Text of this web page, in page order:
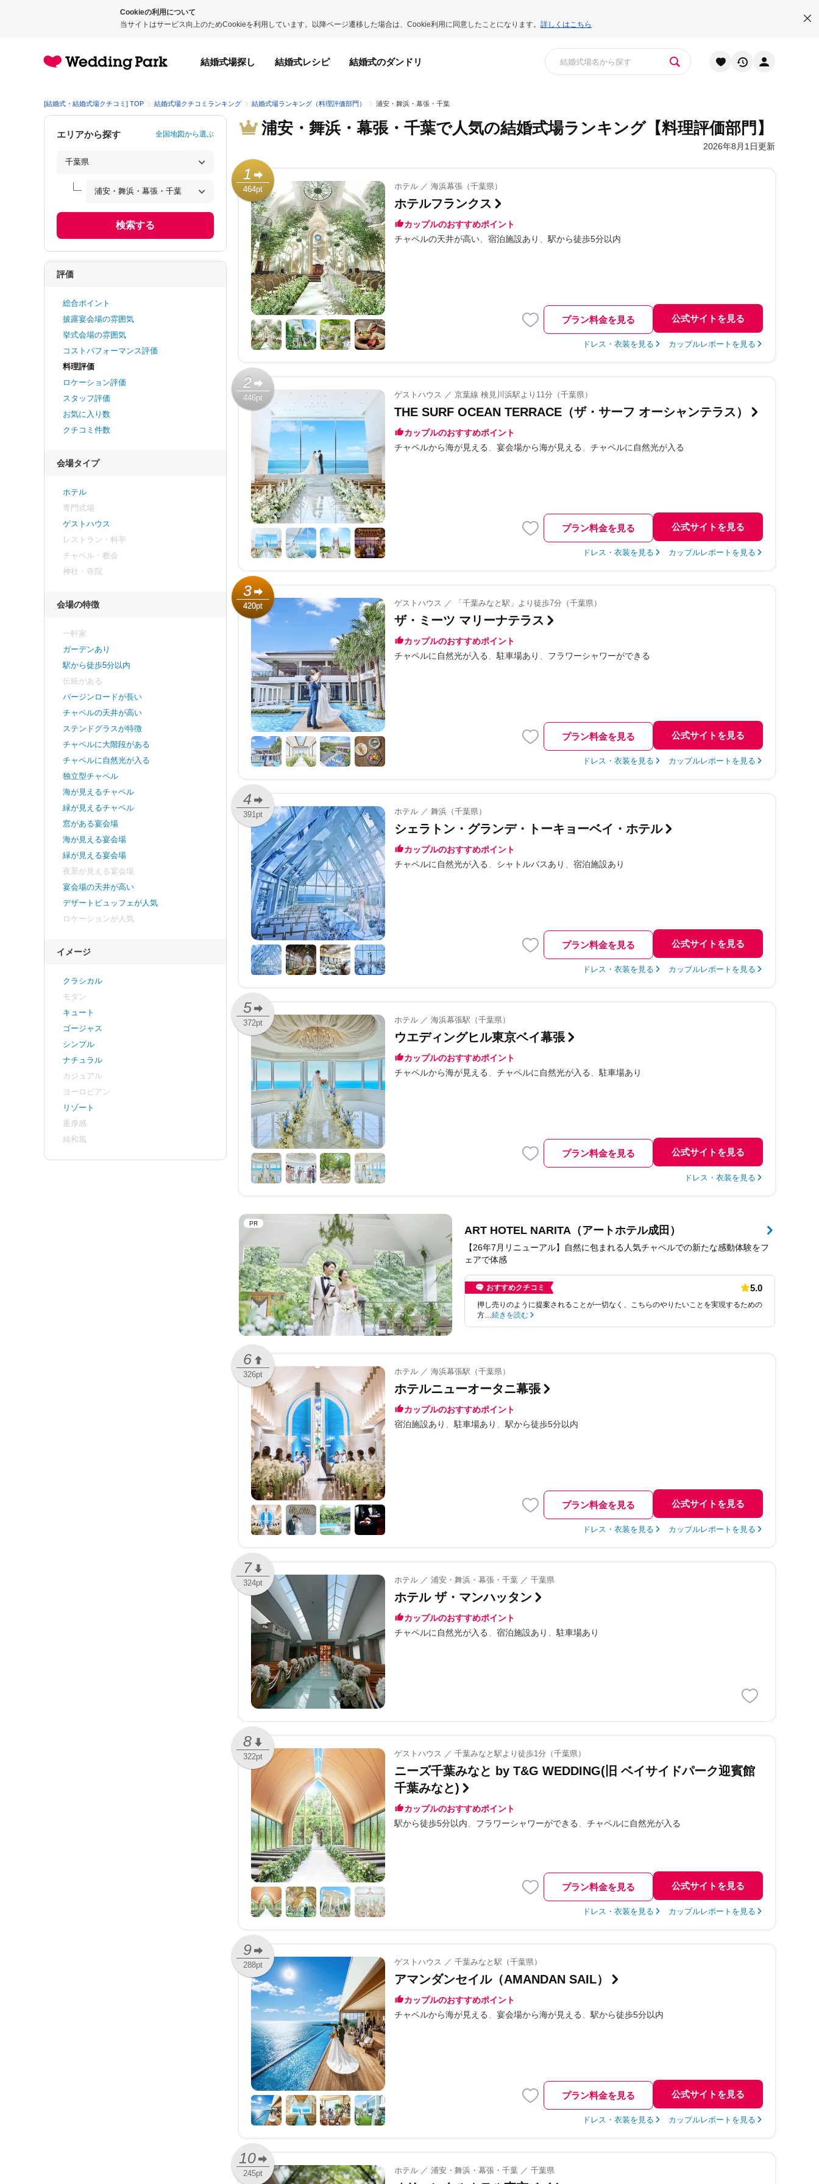
Cookieの利用について
当サイトはサービス向上のためCookieを利用しています。以降ページ遷移した場合は、Cookie利用に同意したことになります。 詳しくはこちら
結婚式場探し 結婚式レシピ 結婚式のダンドリ
[結婚式・結婚式場クチコミ] TOP 結婚式場クチコミランキング 結婚式場ランキング（料理評価部門） 浦安・舞浜・幕張・千葉
浦安・舞浜・幕張・千葉で人気の結婚式場ランキング【料理評価部門】
2026年8月1日更新
1
464pt ホテル ／ 海浜幕張（千葉県）
ホテルフランクス
カップルのおすすめポイント
チャペルの天井が高い
宿泊施設あり 駅から徒歩5分以内
プラン料金を見る 公式サイトを見る
ドレス・衣装を見る カップルレポートを見る
2
446pt ゲストハウス ／ 京葉線 検見川浜駅より11分（千葉県）
THE SURF OCEAN TERRACE（ザ・サーフ オーシャンテラス）
カップルのおすすめポイント
チャペルから海が見える
宴会場から海が見える チャペルに自然光が入る
プラン料金を見る 公式サイトを見る
ドレス・衣装を見る カップルレポートを見る
3
420pt ゲストハウス ／ 「千葉みなと駅」より徒歩7分（千葉県）
ザ・ミーツ マリーナテラス
カップルのおすすめポイント
チャペルに自然光が入る
駐車場あり フラワーシャワーができる
プラン料金を見る 公式サイトを見る
ドレス・衣装を見る カップルレポートを見る
4
391pt ホテル ／ 舞浜（千葉県）
シェラトン・グランデ・トーキョーベイ・ホテル
カップルのおすすめポイント
チャペルに自然光が入る
シャトルバスあり 宿泊施設あり
プラン料金を見る 公式サイトを見る
ドレス・衣装を見る カップルレポートを見る
5
372pt ホテル ／ 海浜幕張駅（千葉県）
ウエディングヒル東京ベイ幕張
カップルのおすすめポイント
チャペルから海が見える
チャペルに自然光が入る 駐車場あり
プラン料金を見る 公式サイトを見る
ドレス・衣装を見る
PR
ART HOTEL NARITA（アートホテル成田）
【26年7月リニューアル】自然に包まれる人気チャペルでの新たな感動体験をフ
ェアで体感
おすすめクチコミ 5.0
押し売りのように提案されることが一切なく、こちらのやりたいことを実現するための
方…続きを読む
6
326pt ホテル ／ 海浜幕張駅（千葉県）
ホテルニューオータニ幕張
カップルのおすすめポイント
宿泊施設あり
駐車場あり 駅から徒歩5分以内
プラン料金を見る 公式サイトを見る
ドレス・衣装を見る カップルレポートを見る
7
324pt ホテル ／ 浦安・舞浜・幕張・千葉 ／ 千葉県
ホテル ザ・マンハッタン
カップルのおすすめポイント
チャペルに自然光が入る
宿泊施設あり 駐車場あり
8
322pt ゲストハウス ／ 千葉みなと駅より徒歩1分（千葉県）
ニーズ千葉みなと by T&G WEDDING(旧 ベイサイドパーク迎賓館
千葉みなと)
カップルのおすすめポイント
駅から徒歩5分以内
フラワーシャワーができる チャペルに自然光が入る
プラン料金を見る 公式サイトを見る
ドレス・衣装を見る カップルレポートを見る
9
288pt ゲストハウス ／ 千葉みなと駅（千葉県）
アマンダンセイル（AMANDAN SAIL）
カップルのおすすめポイント
チャペルから海が見える
宴会場から海が見える 駅から徒歩5分以内
プラン料金を見る 公式サイトを見る
ドレス・衣装を見る カップルレポートを見る
10
245pt ホテル ／ 浦安・舞浜・幕張・千葉 ／ 千葉県
エリアから探す 全国地図から選ぶ
検索する
評価
総合ポイント
披露宴会場の雰囲気
挙式会場の雰囲気
コストパフォーマンス評価
料理評価
ロケーション評価
スタッフ評価
お気に入り数
クチコミ件数
会場タイプ
ホテル
専門式場
ゲストハウス
レストラン・料亭
チャペル・教会
神社・寺院
会場の特徴
一軒家
ガーデンあり
駅から徒歩5分以内
伝統がある
バージンロードが長い
チャペルの天井が高い
ステンドグラスが特徴
チャペルに大階段がある
チャペルに自然光が入る
独立型チャペル
海が見えるチャペル
緑が見えるチャペル
窓がある宴会場
海が見える宴会場
緑が見える宴会場
夜景が見える宴会場
宴会場の天井が高い
デザートビュッフェが人気
ロケーションが人気
イメージ
クラシカル
モダン
キュート
ゴージャス
シンプル
ナチュラル
カジュアル
ヨーロピアン
リゾート
重厚感
純和風